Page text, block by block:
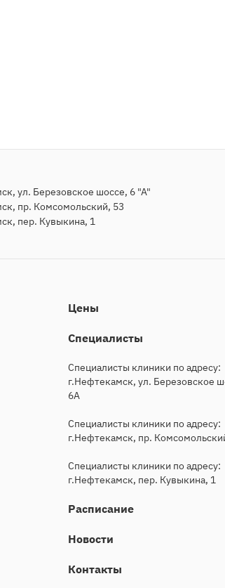
ул. Березовское шоссе, 6 "А"
пр. Комсомольский, 53
пер. Кувыкина, 1
Цены
Специалисты
Специалисты клиники по адресу:
г.Нефтекамск, ул. Березовское
6А
Специалисты клиники по адресу:
г.Нефтекамск, пр.
Специалисты клиники по адресу:
г.Нефтекамск, пер. Кувыкина, 1
Расписание
Новости
Контакты